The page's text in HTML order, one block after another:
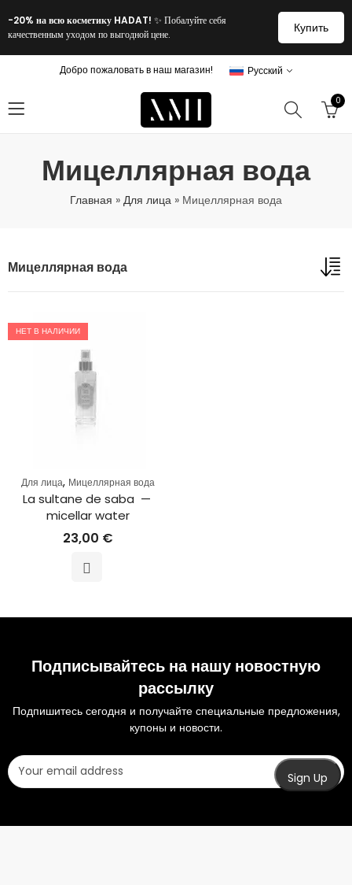
-20% на всю косметику HADAT! ✨ Побалуйте себя
качественным уходом по выгодной цене.
Купить
Добро пожаловать в наш магазин! Русский
0
Мицеллярная вода
Главная » Для лица » Мицеллярная вода
Мицеллярная вода
НЕТ В НАЛИЧИИ
Для лица, Мицеллярная вода
La sultane de saba  —
micellar water
23,00 €
Подписывайтесь на нашу новостную
рассылку
Подпишитесь сегодня и получайте специальные предложения,
купоны и новости.